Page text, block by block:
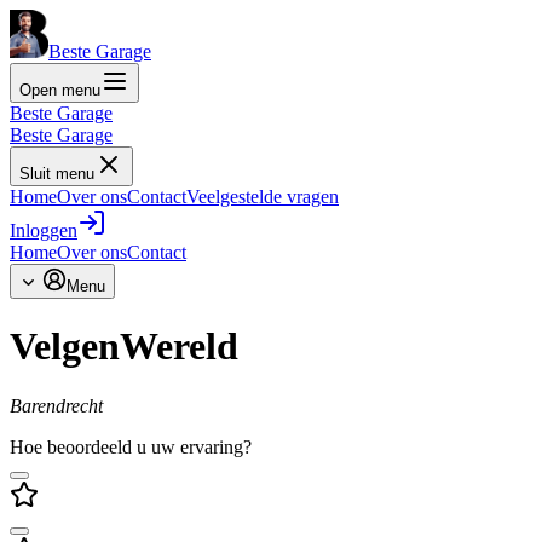
Beste Garage
Open menu
Beste Garage
Beste Garage
Sluit menu
HomeOver onsContactVeelgestelde vragen
Inloggen
HomeOver onsContact
Menu
VelgenWereld
Barendrecht
Hoe beoordeeld u uw ervaring?